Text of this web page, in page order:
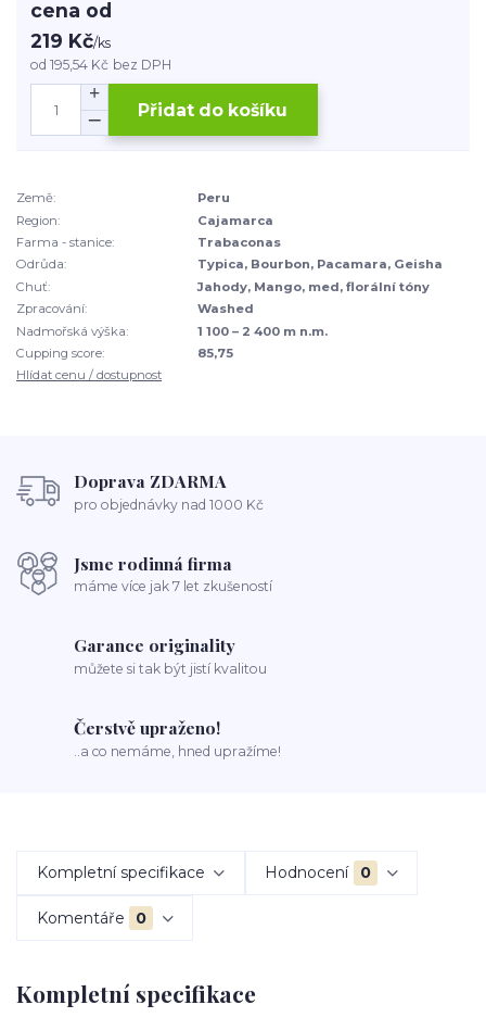
cena od
219 Kč/ks
od195,54 Kč bez DPH
Přidat do košíku
Země:
Peru
Region:
Cajamarca
Farma - stanice:
Trabaconas
Odrůda:
Typica, Bourbon, Pacamara, Geisha
Chuť:
Jahody, Mango, med, florální tóny
Zpracování:
Washed
Nadmořská výška:
1 100 – 2 400 m n.m.
Cupping score:
85,75
Hlídat cenu / dostupnost
Doprava ZDARMA
pro objednávky nad 1000 Kč
Jsme rodinná firma
máme více jak 7 let zkušeností
Garance originality
můžete si tak být jistí kvalitou
Čerstvě upraženo!
..a co nemáme, hned upražíme!
Kompletní specifikace Hodnocení 0
Komentáře 0
Kompletní specifikace